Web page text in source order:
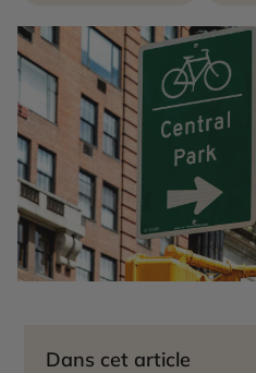
Dans cet article